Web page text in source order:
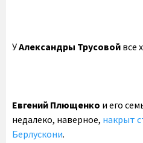
УАлександры Трусовой все
Евгений Плющенко и его
недалеко, наверное, накрыт
Берлускони.